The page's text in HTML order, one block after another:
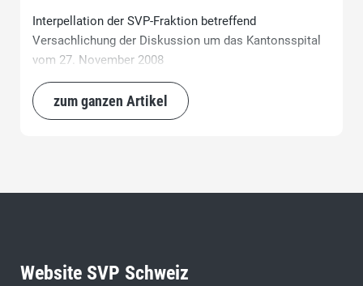
Interpellation der SVP-Fraktion betreffend
Versachlichung der Diskussion um das Kantonsspital
vom 27. November 2008
zum ganzen Artikel
Website SVP Schweiz